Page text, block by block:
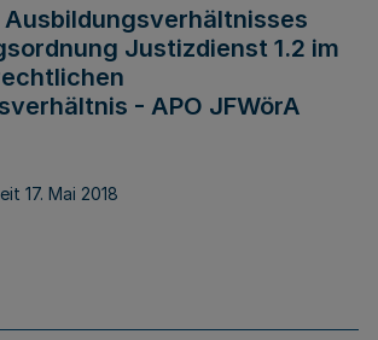
Justizdienst 1.2 im
- APO JFWörA
17. Mai 2018